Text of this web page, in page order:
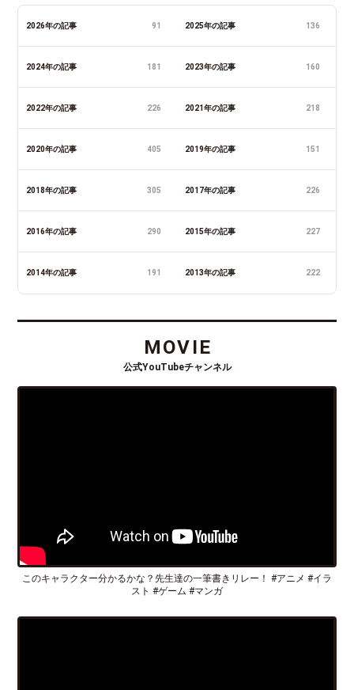
2026年の記事 91 2025年の記事 136
2024年の記事 181 2023年の記事 160
2022年の記事 226 2021年の記事 218
2020年の記事 405 2019年の記事 151
2018年の記事 305 2017年の記事 226
2016年の記事 290 2015年の記事 227
2014年の記事 191 2013年の記事 222
MOVIE
公式YouTubeチャンネル
このキャラクター分かるかな？先生達の一筆書きリレー！ #アニメ #イラ
スト #ゲーム #マンガ